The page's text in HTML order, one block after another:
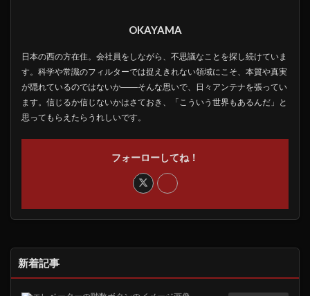
OKAYAMA
日本の西の方在住。会社員をしながら、不思議なことを探し続けていま
す。科学や常識のフィルターでは捉えきれない領域にこそ、本質や真実
が隠れているのではないか――そんな思いで、日々アンテナを張ってい
ます。信じるか信じないかはさておき、「こういう世界もあるんだ」と
思ってもらえたらうれしいです。
フォーローしてね！
新着記事